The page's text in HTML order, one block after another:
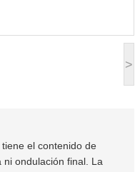
>
el contenido de
ni ondulación final. La